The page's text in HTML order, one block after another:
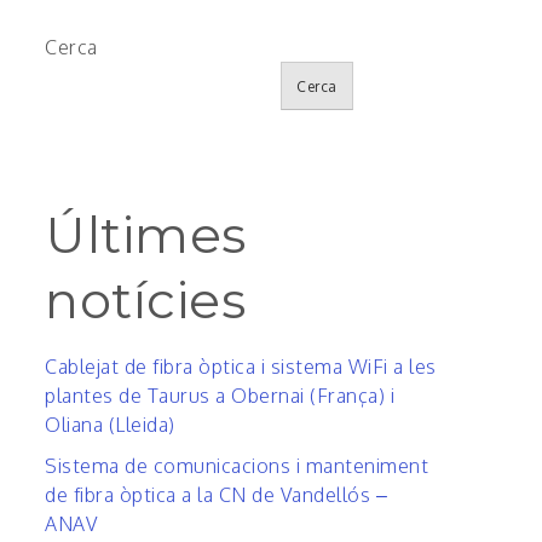
Cerca
Cerca
Últimes
notícies
Cablejat de fibra òptica i sistema WiFi a les
plantes de Taurus a Obernai (França) i
Oliana (Lleida)
Sistema de comunicacions i manteniment
de fibra òptica a la CN de Vandellós –
ANAV